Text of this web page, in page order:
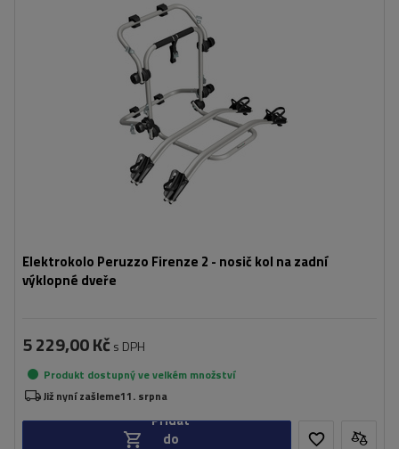
Elektrokolo Peruzzo Firenze 2 - nosič kol na zadní
výklopné dveře
Maximální hmotnost jízdního kola:
Nosnost nosiče jízdních kol:
45 kg
kompatibilní s elektrokoly
hliníková konstrukce
5 229,00 Kč s DPH
Produkt dostupný ve velkém množství
Již nyní zašleme11. srpna
Přidat
do